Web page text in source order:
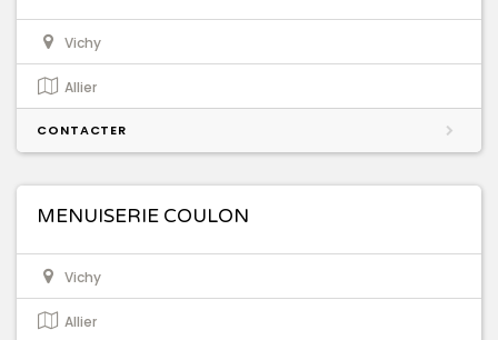
Vichy
Allier
CONTACTER
MENUISERIE COULON
Vichy
Allier